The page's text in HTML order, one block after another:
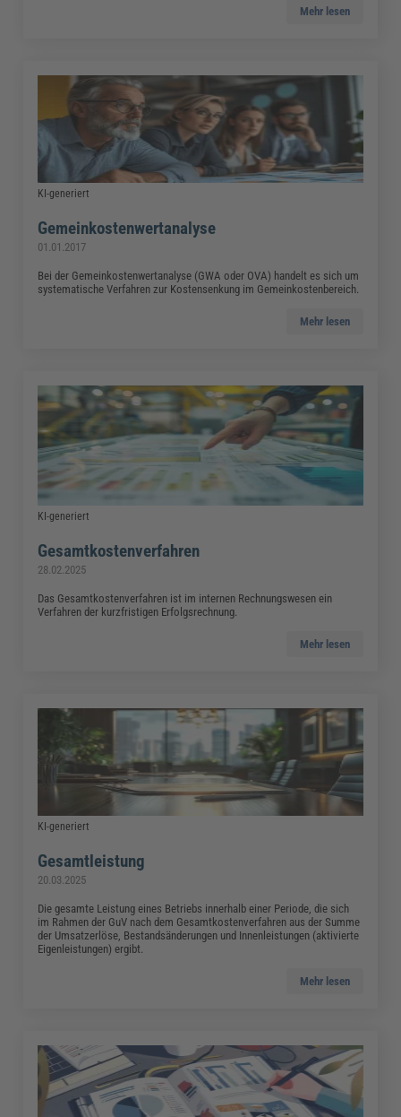
Mehr lesen
KI-generiert
Gemeinkostenwertanalyse
01.01.2017
Bei der Gemeinkostenwertanalyse (GWA oder OVA) handelt es sich um
systematische Verfahren zur Kostensenkung im Gemeinkostenbereich.
Mehr lesen
KI-generiert
Gesamtkostenverfahren
28.02.2025
Das Gesamtkostenverfahren ist im internen Rechnungswesen ein
Verfahren der kurzfristigen Erfolgsrechnung.
Mehr lesen
KI-generiert
Gesamtleistung
20.03.2025
Die gesamte Leistung eines Betriebs innerhalb einer Periode, die sich
im Rahmen der GuV nach dem Gesamtkostenverfahren aus der Summe
der Umsatzerlöse, Bestandsänderungen und Innenleistungen (aktivierte
Eigenleistungen) ergibt.
Mehr lesen